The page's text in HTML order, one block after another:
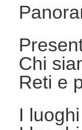
Chi
Reti e
I luoghi